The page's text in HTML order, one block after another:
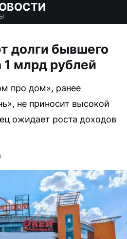
долги бывшего
млрд рублей
про дом», ранее
не приносит высокой
ожидает роста доходов